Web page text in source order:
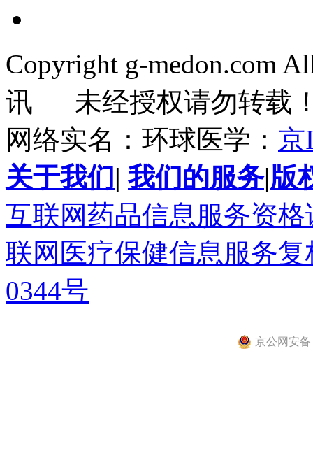
Copyright g-medon.com
讯 未经授权请勿转载
网络实名：环球医学： 京
关于我们 | 我们的服务|版
互联网药品信息服务资
联网医疗保健信息服务
0344号
京公网安备